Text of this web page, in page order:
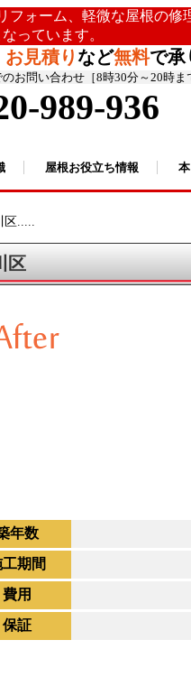
ォーム、軽微な屋根の
っています。
見積りなど無料で承
お問い合わせ［8時30分～20時ま
989-936
屋根お役立ち情報
区.....
区
年数
期間
費用
保証